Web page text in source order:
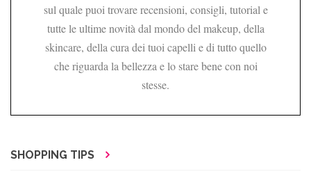
sul quale puoi trovare recensioni, consigli, tutorial e
tutte le ultime novità dal mondo del makeup, della
skincare, della cura dei tuoi capelli e di tutto quello
che riguarda la bellezza e lo stare bene con noi
stesse.
SHOPPING TIPS